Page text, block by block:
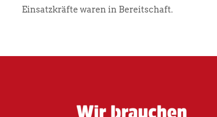
Einsatzkräfte waren in Bereitschaft.